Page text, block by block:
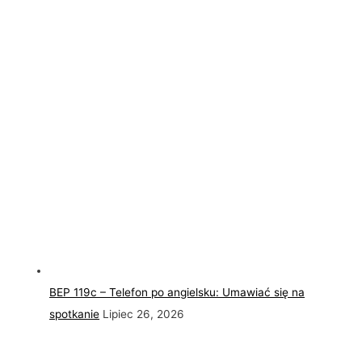
BEP 119c – Telefon po angielsku: Umawiać się na
spotkanie Lipiec 26, 2026